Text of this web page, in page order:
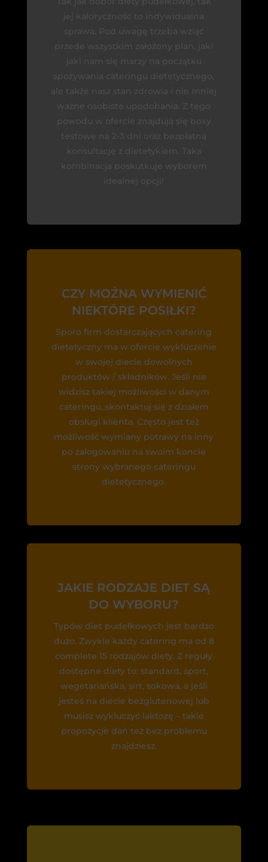
CZY MOŻNA WYMIENIĆ
NIEKTÓRE POSIŁKI?
Sporo firm dostarczających catering
dietetyczny ma w ofercie wykluczenie
w swojej diecie dowolnych
produktów / składników. Jeśli nie
widzisz takiej możliwości w danym
cateringu, skontaktuj się z działem
obsługi klienta. Często jest też
możliwość wymiany potrawy na inny
po zalogowaniu na swoim koncie
strony wybranego cateringu
dietetycznego.
JAKIE RODZAJE DIET SĄ
DO WYBORU?
Typów diet pudełkowych jest bardzo
dużo. Zwykle każdy catering ma od 8
complete 15 rodzajów diety. Z reguły
dostępne diety to: standard, sport,
wegetariańska, sirt, sokowa, a jeśli
jesteś na diecie bezglutenowej lub
musisz wykluczyć laktozę – takie
propozycje dań też bez problemu
znajdziesz.